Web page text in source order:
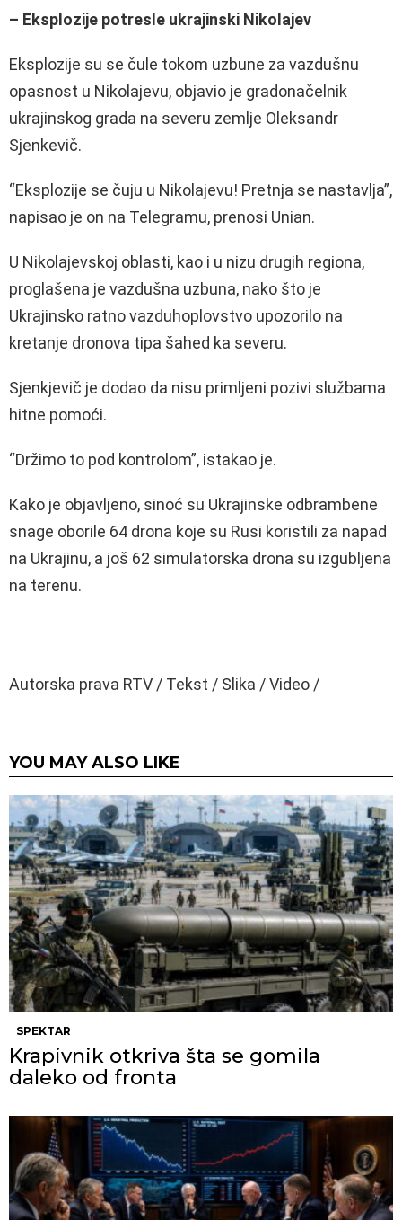
– Eksplozije potresle ukrajinski Nikolajev
Eksplozije su se čule tokom uzbune za vazdušnu
opasnost u Nikolajevu, objavio je gradonačelnik
ukrajinskog grada na severu zemlje Oleksandr
Sjenkevič.
“Eksplozije se čuju u Nikolajevu! Pretnja se nastavlja”,
napisao je on na Telegramu, prenosi Unian.
U Nikolajevskoj oblasti, kao i u nizu drugih regiona,
proglašena je vazdušna uzbuna, nako što je
Ukrajinsko ratno vazduhoplovstvo upozorilo na
kretanje dronova tipa šahed ka severu.
Sjenkjevič je dodao da nisu primljeni pozivi službama
hitne pomoći.
“Držimo to pod kontrolom”, istakao je.
Kako je objavljeno, sinoć su Ukrajinske odbrambene
snage oborile 64 drona koje su Rusi koristili za napad
na Ukrajinu, a još 62 simulatorska drona su izgubljena
na terenu.
Autorska prava RTV / Tekst / Slika / Video /
YOU MAY ALSO LIKE
SPEKTAR
Krapivnik otkriva šta se gomila
daleko od fronta